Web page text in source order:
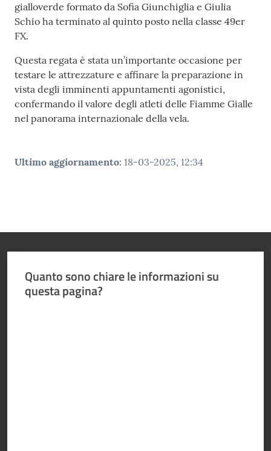
gialloverde formato da Sofia Giunchiglia e Giulia
Schio ha terminato al quinto posto nella classe 49er
FX.
Questa regata è stata un’importante occasione per
testare le attrezzature e affinare la preparazione in
vista degli imminenti appuntamenti agonistici,
confermando il valore degli atleti delle Fiamme Gialle
nel panorama internazionale della vela.
Ultimo aggiornamento: 18-03-2025, 12:34
Quanto sono chiare le informazioni su
questa pagina?